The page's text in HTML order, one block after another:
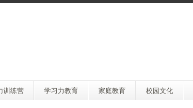
训练营 学习力教育 家庭教育 校园文化